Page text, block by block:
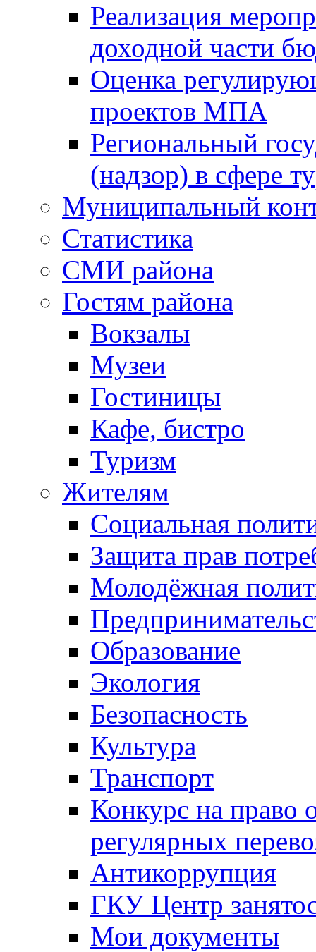
Реализация
доходной части
Оценка
проектов МПА
Региональный
(надзор) в сфере
Муниципальный
Статистика
СМИ района
Гостям района
Вокзалы
Музеи
Гостиницы
Кафе, бистро
Туризм
Жителям
Социальная
Защита прав
Молодёжная
Образование
Экология
Безопасность
Культура
Транспорт
Конкурс на право
регулярных
Антикоррупция
ГКУ Центр
Мои документы